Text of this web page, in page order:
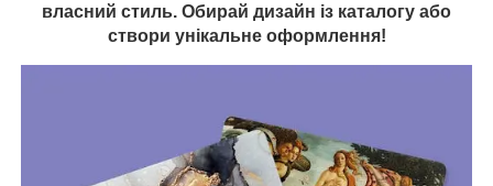
власний стиль. Обирай дизайн із каталогу або
створи унікальне оформлення!